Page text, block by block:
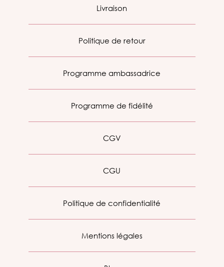
Livraison
Politique de retour
Programme ambassadrice
Programme de fidélité
CGV
CGU
Politique de confidentialité
Mentions légales